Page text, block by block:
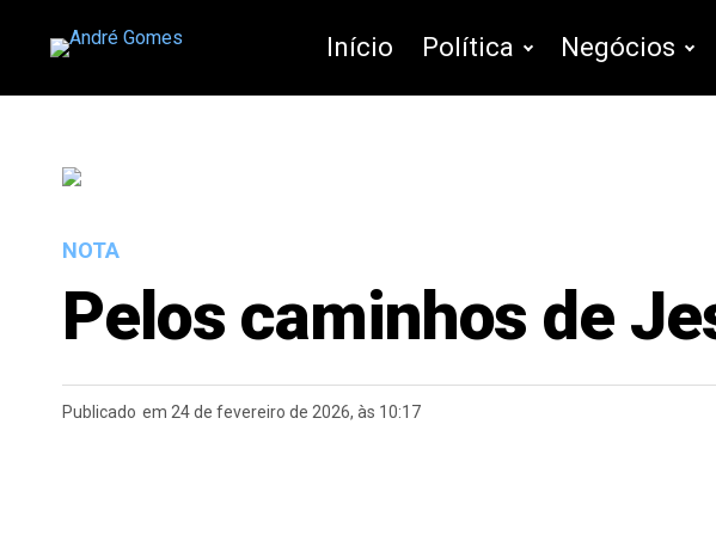
Início Política Negócios
NOTA
Pelos caminhos de
Publicado em 24 de fevereiro de 2026, às 10:17